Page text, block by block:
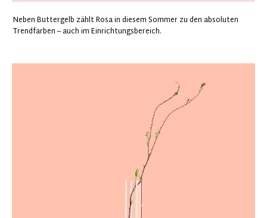
Neben Buttergelb zählt Rosa in diesem Sommer zu den absoluten
Trendfarben – auch im Einrichtungsbereich.